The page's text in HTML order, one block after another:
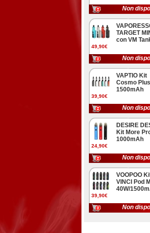
Non
49,90€
TARGET
con VM
Non
39,90€
VAPTIO Kit
Cosmo Plus
1500mAh
Non
24,90€
DESIRE
Kit More
1000mAh
Non
39,90€
VOOPOO
VINCI Pod
40W/
Non